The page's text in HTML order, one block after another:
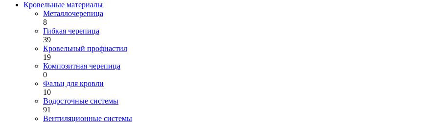
Кровельные материалы
Металлочерепица
8
Гибкая черепица
39
Кровельный профнастил
19
Композитная черепица
0
Фальц для кровли
10
Водосточные системы
91
Вентиляционные системы